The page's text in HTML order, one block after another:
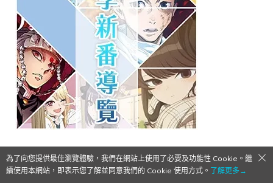
為了向您提供最佳瀏覽體驗，我們在網站上使用了必要及功能性 Cookie。繼
續使用本網站，即表示您了解並同意我們的 Cookie 使用方式。 了解更多→